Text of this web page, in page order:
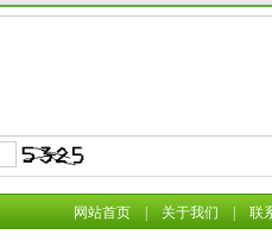
网站首页 关于我们 联